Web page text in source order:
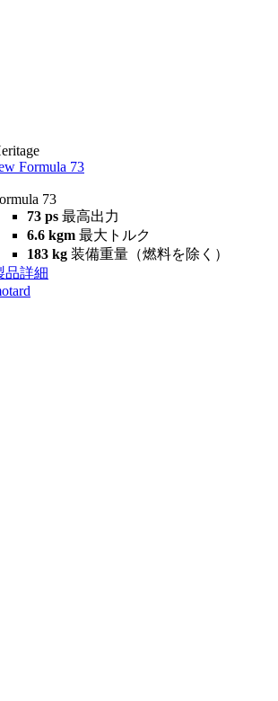
Formula 73
73
73 ps 最高出力
6.6 kgm 最大トルク
183 kg 装備重量（燃料を除く）
品詳細